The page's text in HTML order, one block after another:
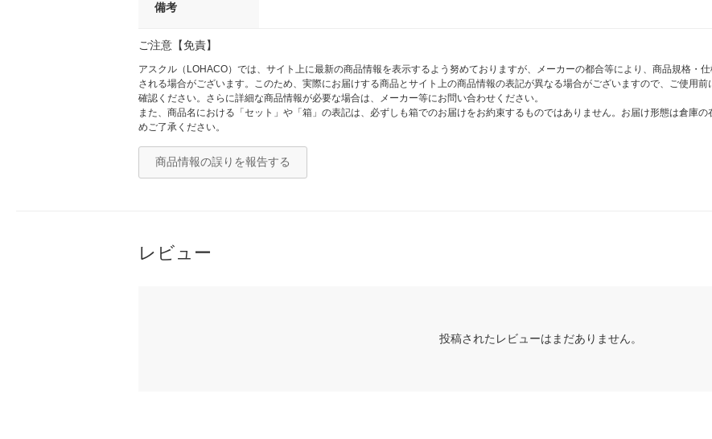
備考
ご注意【免責】
アスクル（LOHACO）では、サイト上に最新の商品情報を表示するよう努めておりますが、メーカーの都合等により、商品規格・
される場合がございます。このため、実際にお届けする商品とサイト上の商品情報の表記が異なる場合がございますので、ご使用
確認ください。さらに詳細な商品情報が必要な場合は、メーカー等にお問い合わせください。
また、商品名における「セット」や「箱」の表記は、必ずしも箱でのお届けをお約束するものではありません。お届け形態は倉庫
めご了承ください。
商品情報の誤りを報告する
レビュー
投稿されたレビューはまだありません。